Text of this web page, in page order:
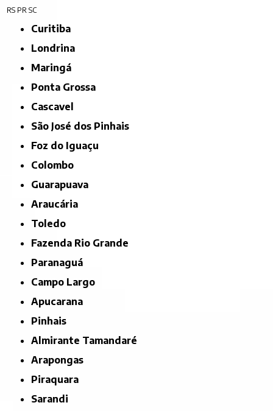
RS PR SC
Curitiba
Londrina
Maringá
Ponta Grossa
Cascavel
São José dos Pinhais
Foz do Iguaçu
Colombo
Guarapuava
Araucária
Toledo
Fazenda Rio Grande
Paranaguá
Campo Largo
Apucarana
Pinhais
Almirante Tamandaré
Arapongas
Piraquara
Sarandi